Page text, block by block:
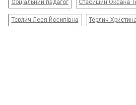
Соціальний педагог Стасишин Оксана
Терлич Леся Йосипівна Терлич